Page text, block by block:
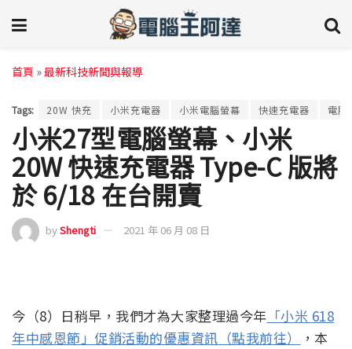
首頁 »最新科技新聞與報導
Tags: 20W 快充 小米充電器 小米電腦螢幕 快速充電器 電腦
小米27型電腦螢幕、小米
20W 快速充電器 Type-C 版將
於 6/18 在台開賣
byShengti 2021 年 06 月 08 日
今（8）日稍早，我們才為大家整理過今年 「小米 618
年中感恩節」促銷活動的優惠資訊（點我前往）
，本